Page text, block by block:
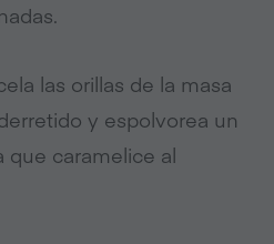
las orillas de la masa
y espolvorea un
que caramelice al